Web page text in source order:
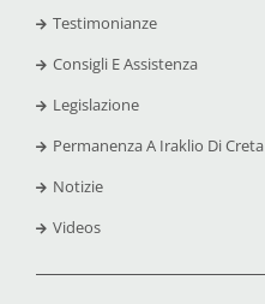
Testimonianze
Consigli E Assistenza
Legislazione
Permanenza A Iraklio Di Creta
Notizie
Videos